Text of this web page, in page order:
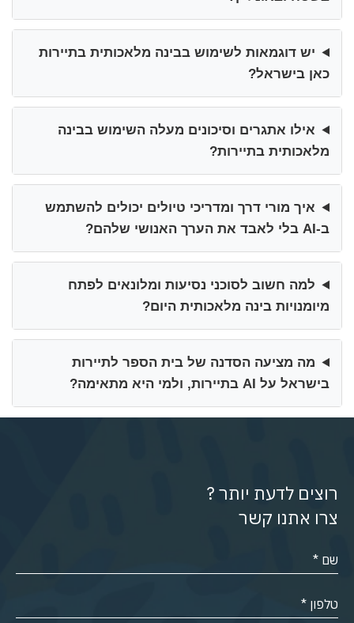
יש דוגמאות לשימוש בבינה מלאכותית בתיירות
כאן בישראל?
אילו אתגרים וסיכונים מעלה השימוש בבינה
מלאכותית בתיירות?
איך מורי דרך ומדריכי טיולים יכולים להשתמש
ב‑AI בלי לאבד את הערך האנושי שלהם?
למה חשוב לסוכני נסיעות ומלונאים לפתח
מיומנויות בינה מלאכותית היום?
מה מציעה הסדנה של בית הספר לתיירות
בישראל על AI בתיירות, ולמי היא מתאימה?
רוצים לדעת יותר ?
צרו אתנו קשר